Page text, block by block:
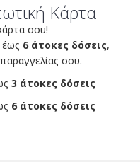
Κάρτα
σου!
έως 6 άτοκες δόσεις,
σου.
3 άτοκες δόσεις
6 άτοκες δόσεις